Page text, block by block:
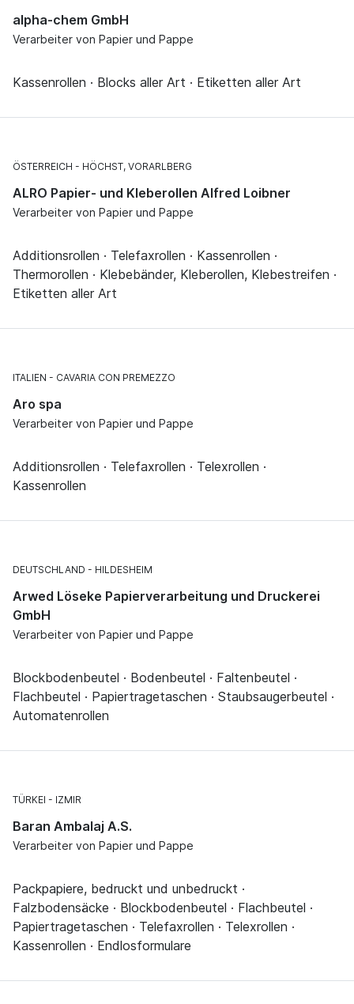
alpha-chem GmbH
Verarbeiter von Papier und Pappe
Kassenrollen · Blocks aller Art · Etiketten aller Art
ÖSTERREICH HÖCHST, VORARLBERG
ALRO Papier- und Kleberollen Alfred Loibner
Verarbeiter von Papier und Pappe
Additionsrollen · Telefaxrollen · Kassenrollen ·
Thermorollen · Klebebänder, Kleberollen, Klebestreifen ·
Etiketten aller Art
ITALIEN CAVARIA CON PREMEZZO
Aro spa
Verarbeiter von Papier und Pappe
Additionsrollen · Telefaxrollen · Telexrollen ·
Kassenrollen
DEUTSCHLAND HILDESHEIM
Arwed Löseke Papierverarbeitung und Druckerei
GmbH
Verarbeiter von Papier und Pappe
Blockbodenbeutel · Bodenbeutel · Faltenbeutel ·
Flachbeutel · Papiertragetaschen · Staubsaugerbeutel ·
Automatenrollen
TÜRKEI IZMIR
Baran Ambalaj A.S.
Verarbeiter von Papier und Pappe
Packpapiere, bedruckt und unbedruckt ·
Falzbodensäcke · Blockbodenbeutel · Flachbeutel ·
Papiertragetaschen · Telefaxrollen · Telexrollen ·
Kassenrollen · Endlosformulare